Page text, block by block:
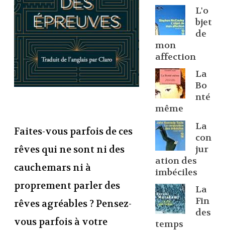
Faites-vous parfois de ces
rêves qui ne sont ni des
cauchemars ni à
proprement parler des
rêves agréables ? Pensez-
vous parfois à votre
L'o
bjet
de
mon
affection
La
Bo
nté
même
La
con
jur
ation des
imbéciles
La
Fin
des
temps